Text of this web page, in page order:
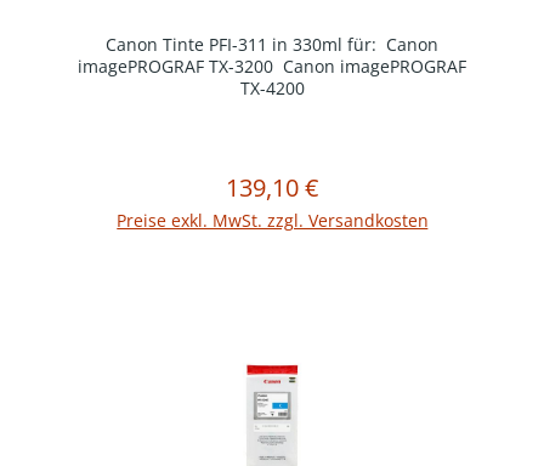
Canon Tinte PFI-311 in 330ml für: Canon
imagePROGRAF TX-3200 Canon imagePROGRAF
TX-4200
Regulärer Preis:
139,10 €
Preise exkl. MwSt. zzgl. Versandkosten
In den Warenkorb